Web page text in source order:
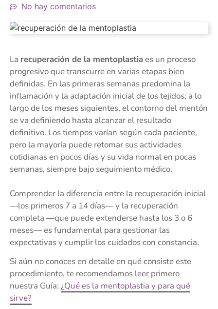
No hay comentarios
La recuperación de la mentoplastiaes un proceso
progresivo que transcurre en varias etapas bien
definidas. En las primeras semanas predomina la
inflamación y la adaptación inicial de los tejidos; a lo
largo de los meses siguientes, el contorno del mentón
se va definiendo hasta alcanzar el resultado
definitivo. Los tiempos varían según cada paciente,
pero la mayoría puede retomar sus actividades
cotidianas en pocos días y su vida normal en pocas
semanas, siempre bajo seguimiento médico.
Comprender la diferencia entre la recuperación inicial
—los primeros 7 a 14 días— y la recuperación
completa —que puede extenderse hasta los 3 o 6
meses— es fundamental para gestionar las
expectativas y cumplir los cuidados con constancia.
Si aún no conoces en detalle en qué consiste este
procedimiento, te recomendamos leer primero
nuestra Guía: ¿Qué es la mentoplastia y para qué
sirve?